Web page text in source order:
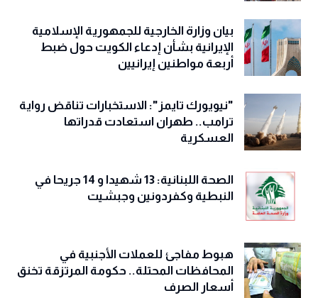
‏بيان وزارة الخارجية للجمهورية الإسلامية
الإيرانية بشأن إدعاء الكويت حول ضبط
أربعة مواطنين إيرانيين
"نيويورك تايمز": الاستخبارات تناقض رواية
ترامب.. طهران استعادت قدراتها
العسكرية
الصحة اللبنانية: 13 شهيدا و 14 جريحا في
النبطية وكفردونين وجبشيت
هبوط مفاجئ للعملات الأجنبية في
المحافظات المحتلة.. حكومة المرتزقة تخنق
أسعار الصرف